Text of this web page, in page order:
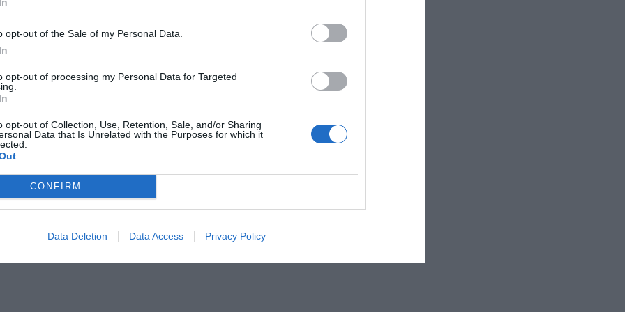
opt-out of the Sale of my Personal Data.
opt-out of processing my Personal Data for Targeted
opt-out of Collection, Use, Retention, Sale, and/or Sharing
Data that Is Unrelated with the Purposes for which it
CONFIRM
Data Deletion Data Access Privacy Policy
oficina de farmacia, ortopedia y la
y no titulares.
será protagonista en la agenda
años. Entre las apuestas, avanzar en las
en las áreas más despobladas con el
y la Junta de Castilla y León y
Primaria, fundamentalmente en este
está demostrando tan necesaria.
tendrán en cuenta el papel crucial que
región compleja como Castilla y León,
la cronicidad y la dispersión
pero también muy debilitada